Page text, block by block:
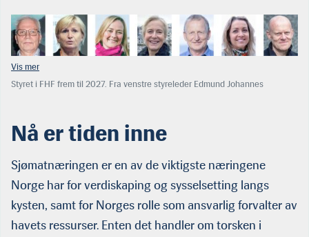
Styret i FHF frem til 2027. Fra venstre styreleder Edmund Johannes
(Foto: Arkiv)
Nå er tiden inne
Sjømatnæringen er en av de viktigste næringene
Norge har for verdiskaping og sysselsetting langs
kysten, samt for Norges rolle som ansvarlig forvalter av
havets ressurser. Enten det handler om torsken i